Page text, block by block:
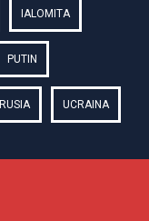
IALOMITA
PUTIN
RUSIA UCRAINA